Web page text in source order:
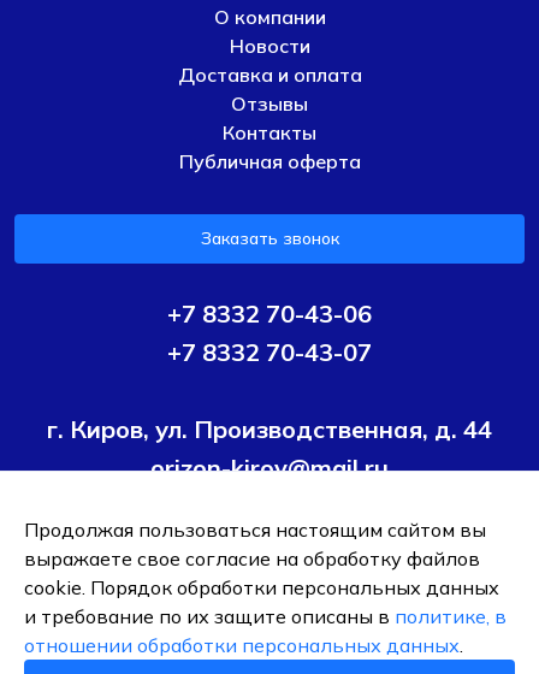
О компании
Новости
Доставка и оплата
Отзывы
Контакты
Публичная оферта
Заказать звонок
+7 8332 70-43-06
+7 8332 70-43-07
г. Киров, ул. Производственная, д. 44
orizon-kirov@mail.ru
Условия политики конфиденциальности
Согласие на
обработку персональных данных
ОБЩЕСТВО С ОГРАНИЧЕННОЙ ОТВЕТСТВЕННОСТЬЮ ТК
"ОРИЗОН-ПОДШИПНИК"
Продолжая пользоваться настоящим сайтом вы
выражаете свое согласие на обработку файлов
cookie. Порядок обработки персональных данных
и требование по их защите описаны в политике, в
отношении обработки персональных данных.